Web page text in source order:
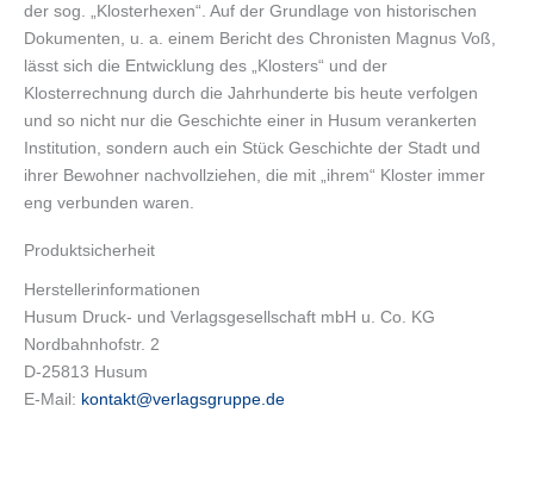
der sog. „Klosterhexen“. Auf der Grundlage von historischen
Dokumenten, u. a. einem Bericht des Chronisten Magnus Voß,
lässt sich die Entwicklung des „Klosters“ und der
Klosterrechnung durch die Jahrhunderte bis heute verfolgen
und so nicht nur die Geschichte einer in Husum verankerten
Institution, sondern auch ein Stück Geschichte der Stadt und
ihrer Bewohner nachvollziehen, die mit „ihrem“ Kloster immer
eng verbunden waren.
Produktsicherheit
Herstellerinformationen
Husum Druck- und Verlagsgesellschaft mbH u. Co. KG
Nordbahnhofstr. 2
D-25813 Husum
E-Mail: kontakt@verlagsgruppe.de